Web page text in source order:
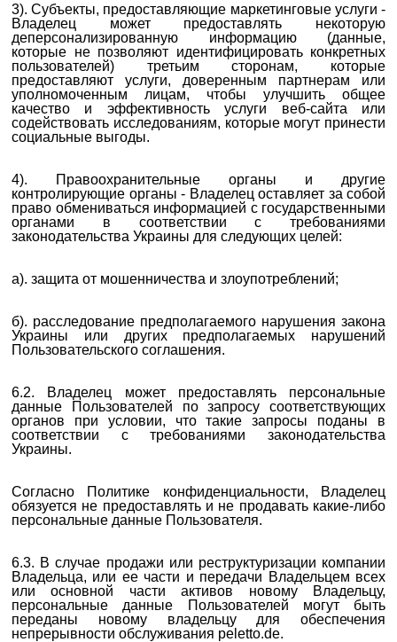
3). Субъекты, предоставляющие маркетинговые услуги -
Владелец может предоставлять некоторую
деперсонализированную информацию (данные,
которые не позволяют идентифицировать конкретных
пользователей) третьим сторонам, которые
предоставляют услуги, доверенным партнерам или
уполномоченным лицам, чтобы улучшить общее
качество и эффективность услуги веб-сайта или
содействовать исследованиям, которые могут принести
социальные выгоды.
4). Правоохранительные органы и другие
контролирующие органы - Владелец оставляет за собой
право обмениваться информацией с государственными
органами в соответствии с требованиями
законодательства Украины для следующих целей:
а). защита от мошенничества и злоупотреблений;
б). расследование предполагаемого нарушения закона
Украины или других предполагаемых нарушений
Пользовательского соглашения.
6.2. Владелец может предоставлять персональные
данные Пользователей по запросу соответствующих
органов при условии, что такие запросы поданы в
соответствии с требованиями законодательства
Украины.
Согласно Политике конфиденциальности, Владелец
обязуется не предоставлять и не продавать какие-либо
персональные данные Пользователя.
6.3. В случае продажи или реструктуризации компании
Владельца, или ее части и передачи Владельцем всех
или основной части активов новому Владельцу,
персональные данные Пользователей могут быть
переданы новому владельцу для обеспечения
непрерывности обслуживания peletto.de.